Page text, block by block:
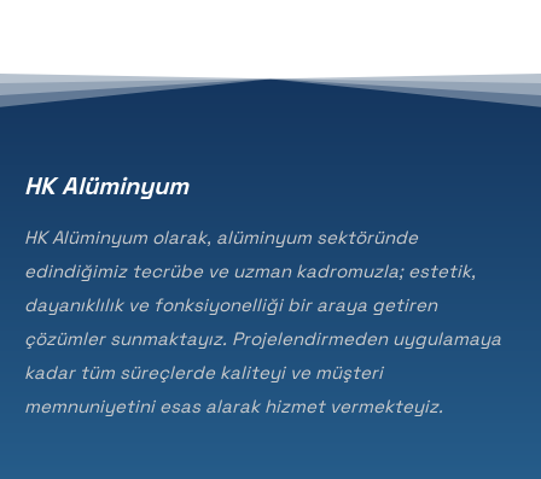
HK Alüminyum
HK Alüminyum olarak, alüminyum sektöründe
edindiğimiz tecrübe ve uzman kadromuzla; estetik,
dayanıklılık ve fonksiyonelliği bir araya getiren
çözümler sunmaktayız. Projelendirmeden uygulamaya
kadar tüm süreçlerde kaliteyi ve müşteri
memnuniyetini esas alarak hizmet vermekteyiz.